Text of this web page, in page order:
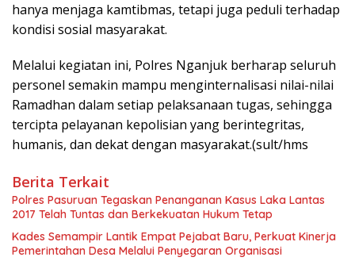
hanya menjaga kamtibmas, tetapi juga peduli terhadap
kondisi sosial masyarakat.
Melalui kegiatan ini, Polres Nganjuk berharap seluruh
personel semakin mampu menginternalisasi nilai-nilai
Ramadhan dalam setiap pelaksanaan tugas, sehingga
tercipta pelayanan kepolisian yang berintegritas,
humanis, dan dekat dengan masyarakat.(sult/hms
Berita Terkait
Polres Pasuruan Tegaskan Penanganan Kasus Laka Lantas
2017 Telah Tuntas dan Berkekuatan Hukum Tetap
Kades Semampir Lantik Empat Pejabat Baru, Perkuat Kinerja
Pemerintahan Desa Melalui Penyegaran Organisasi